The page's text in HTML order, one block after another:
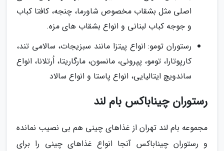
اصلی مثل بشقاب مخصوص شاورما، چنجه، کافتا کباب
و جوجه کباب لبنانی و انواع بشقاب های مزه.
رستوران تومو: انواع پیتزا مانند سبزیجات، سالامی تند،
کارپوتارا، تومو، پپرونی، مانسون، مارگاریتا، اُرتلانا، انواع
ساندویچ ایتالیایی، انواع پاستا و انواع سالاد
رستوران چیناباکس بام لند
مجموعه بام لند تهران از غذاهای چینی هم بی نصیب نمانده
و رستوران چیناباکس آنجا انواع غذاهای چینی را برای